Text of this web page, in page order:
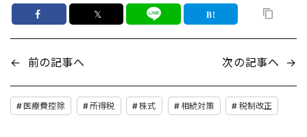
𝕏
← 前の記事へ 次の記事へ →
医療費控除 所得税 株式 相続対策 税制改正